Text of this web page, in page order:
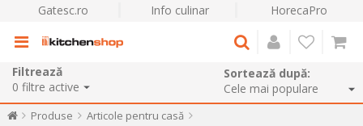
Gatesc.ro Info culinar HorecaPro
Filtrează
0 filtre active
Sortează după:
Produse Articole pentru casă